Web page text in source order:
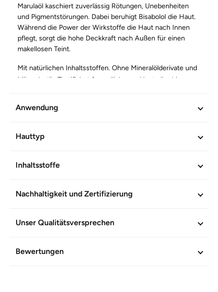
Marulaöl kaschiert zuverlässig Rötungen, Unebenheiten
und Pigmentstörungen. Dabei beruhigt Bisabolol die Haut.
Während die Power der Wirkstoffe die Haut nach Innen
pflegt, sorgt die hohe Deckkraft nach Außen für einen
makellosen Teint.
Mit natürlichen Inhaltsstoffen. Ohne Mineralölderivate und
Mikroplastik. Zertifiziert freundlich zum Hautmikrobiom.
WEITERE INFORMATIONEN
Anwendung
Hauttyp
Inhaltsstoffe
Nachhaltigkeit und Zertifizierung
Unser Qualitätsversprechen
Bewertungen